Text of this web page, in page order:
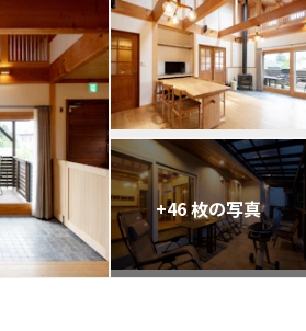
+46 枚の写真